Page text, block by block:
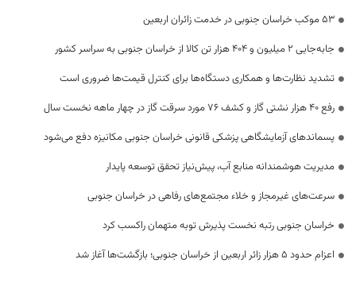
53 موکب خراسان جنوبی در خدمت زائران اربعین
جابه‌جایی 2 میلیون و 404 هزار تن کالا از خراسان جنوبی به سراسر کشور
تشدید نظارت‌ها و همکاری دستگاه‌ها برای کنترل قیمت‌ها ضروری است
رفع 40 هزار نشتی گاز و کشف 76 مورد سرقت گاز در چهار ماهه نخست سال
پسماندهای آزمایشگاهی پزشکی قانونی خراسان جنوبی مکانیزه دفع می‌شود
مدیریت هوشمندانه منابع آب، پیش‌نیاز تحقق توسعه پایدار
سرعت‌های غیرمجاز و خلاء مجتمع‌های رفاهی در خراسان جنوبی
خراسان جنوبی رتبه نخست پذیرش توبه متهمان راکسب کرد
اعزام حدود 5 هزار زائر اربعین از خراسان جنوبی؛ بازگشت‌ها آغاز شد